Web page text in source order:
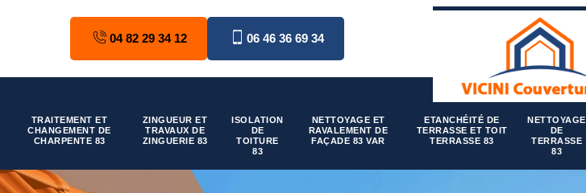
04 82 29 34 12 06 46 36 69 34
TRAITEMENT ET
CHANGEMENT DE
CHARPENTE 83
ZINGUEUR ET
TRAVAUX DE
ZINGUERIE 83
ISOLATION
DE
TOITURE
83
NETTOYAGE ET
RAVALEMENT DE
FAÇADE 83 VAR
ETANCHÉITÉ DE
TERRASSE ET TOIT
TERRASSE 83
NETTOYAGE
DE
TERRASSE
83